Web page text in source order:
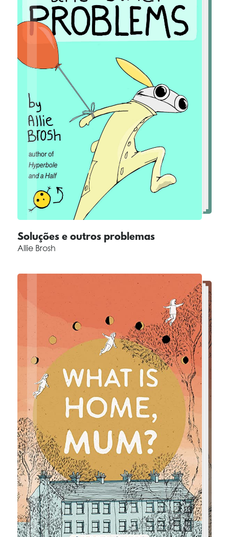
Soluções e outros problemas
Allie Brosh